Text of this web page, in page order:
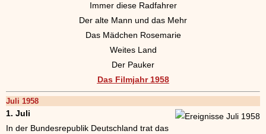
Immer diese Radfahrer
Der alte Mann und das Mehr
Das Mädchen Rosemarie
Weites Land
Der Pauker
Das Filmjahr 1958
Juli 1958
1. Juli
In der Bundesrepublik Deutschland trat das